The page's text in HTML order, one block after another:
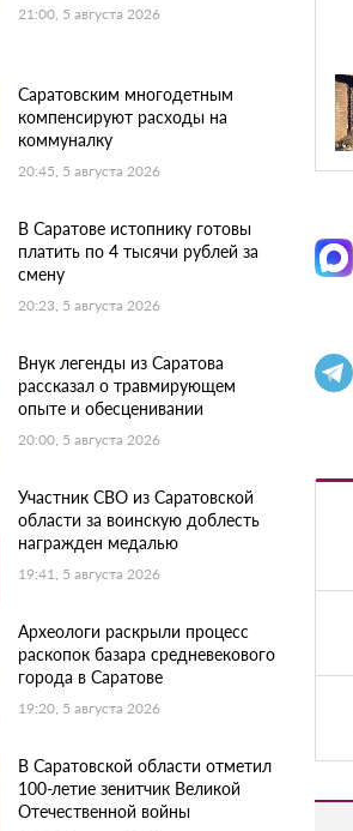
21:00, 5 августа 2026
Саратовским многодетным
компенсируют расходы на
коммуналку
20:45, 5 августа 2026
В Саратове истопнику готовы
платить по 4 тысячи рублей за
смену
20:23, 5 августа 2026
Внук легенды из Саратова
рассказал о травмирующем
опыте и обесценивании
20:00, 5 августа 2026
Участник СВО из Саратовской
области за воинскую доблесть
награжден медалью
19:41, 5 августа 2026
Археологи раскрыли процесс
раскопок базара средневекового
города в Саратове
19:20, 5 августа 2026
В Саратовской области отметил
100-летие зенитчик Великой
Отечественной войны